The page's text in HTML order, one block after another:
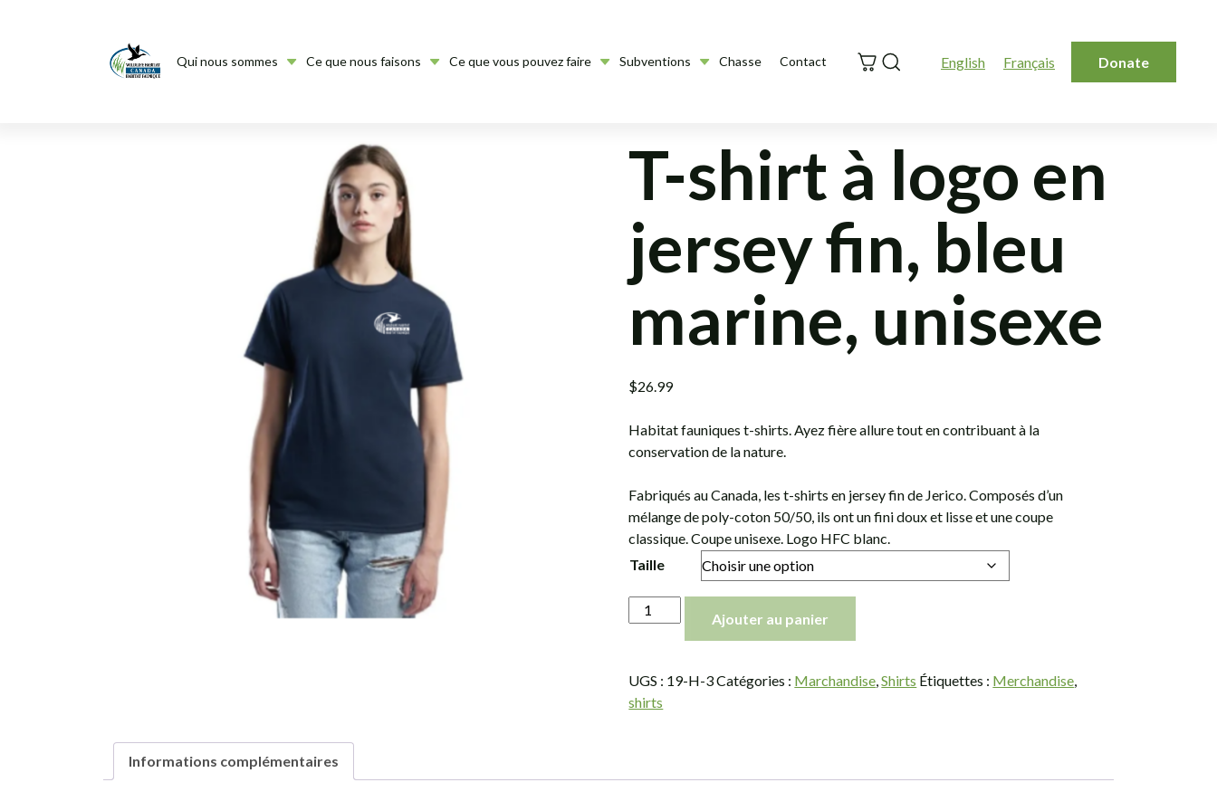
Qui nous sommes Ce que nous faisons Ce que vous pouvez faire Subventions Chasse Contact Search English Français Donate
T-shirt à logo en
jersey fin, bleu
marine, unisexe
$26.99
Habitat fauniques t-shirts. Ayez fière allure tout en contribuant à la
conservation de la nature.
Fabriqués au Canada, les t-shirts en jersey fin de Jerico. Composés d’un
mélange de poly-coton 50/50, ils ont un fini doux et lisse et une coupe
classique. Coupe unisexe. Logo HFC blanc.
Taille
quantité
de
logo
fin,
Ajouter au panier
UGS : 19-H-3Catégories : Marchandise ,Shirts Étiquettes : Merchandise
shirts
Informations complémentaires